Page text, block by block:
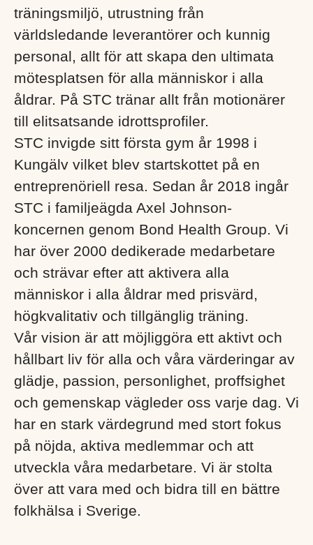
träningsmiljö, utrustning från
världsledande leverantörer och kunnig
personal, allt för att skapa den ultimata
mötesplatsen för alla människor i alla
åldrar. På STC tränar allt från motionärer
till elitsatsande idrottsprofiler.
STC invigde sitt första gym år 1998 i
Kungälv vilket blev startskottet på en
entreprenöriell resa. Sedan år 2018 ingår
STC i familjeägda Axel Johnson-
koncernen genom Bond Health Group. Vi
har över 2000 dedikerade medarbetare
och strävar efter att aktivera alla
människor i alla åldrar med prisvärd,
högkvalitativ och tillgänglig träning.
Vår vision är att möjliggöra ett aktivt och
hållbart liv för alla och våra värderingar av
glädje, passion, personlighet, proffsighet
och gemenskap vägleder oss varje dag. Vi
har en stark värdegrund med stort fokus
på nöjda, aktiva medlemmar och att
utveckla våra medarbetare. Vi är stolta
över att vara med och bidra till en bättre
folkhälsa i Sverige. ​